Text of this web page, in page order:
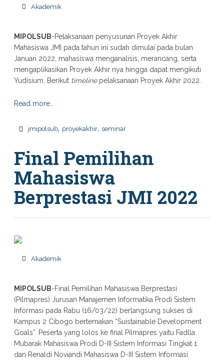
Akademik
MIPOLSUB-Pelaksanaan penyusunan Proyek Akhir
Mahasiswa JMI pada tahun ini sudah dimulai pada bulan
Januari 2022, mahasiswa menganalisis, merancang, serta
mengaplikasikan Proyek Akhir nya hingga dapat mengikuti
Yudisium. Berikut timelinepelaksanaan Proyek Akhir 2022.
Read more…
jmipolsub, proyekakhir, seminar
Final Pemilihan
Mahasiswa
Berprestasi JMI 2022
Akademik
MIPOLSUB-Final Pemilihan Mahasiswa Berprestasi
(Pilmapres) Jurusan Manajemen Informatika Prodi Sistem
Informasi pada Rabu (16/03/22) berlangsung sukses di
Kampus 2 Cibogo bertemakan “Suistainable Development
Goals”. Peserta yang lolos ke final Pilmapres yaitu Fadlla
Mubarak Mahasiswa Prodi D-III Sistem Informasi Tingkat 1
dan Renaldi Noviandi Mahasiswa D-III Sistem Informasi